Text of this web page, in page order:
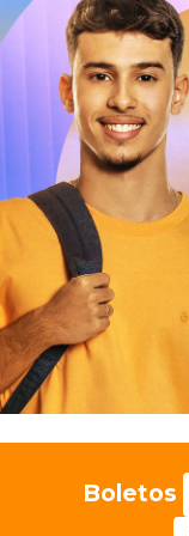
Boletos